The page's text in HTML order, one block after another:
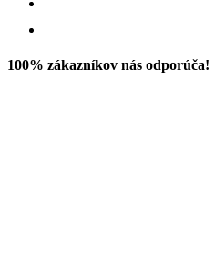
100% zákazníkov nás odporúča!